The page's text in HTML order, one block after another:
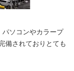
ソコンやカラープ
備されておりとても